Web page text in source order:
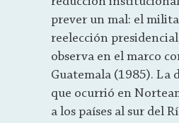
prever un mal: el
reelección
observa en el marco
Guatemala (1985). La
que ocurrió en
a los países al sur del